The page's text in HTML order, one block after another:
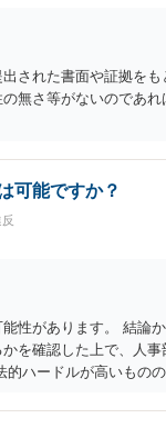
された書面や証拠を
無さ等がないのであ
可能ですか？
性があります。 結論
を確認した上で、人
ハードルが高いもの
めるのが有効です。